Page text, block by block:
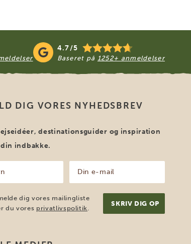
4.7/5
Baseret på 1252+ anmeldelser
DIG VORES NYHEDSBREV
destinationsguider og inspiration
indbakke.
mail
(Påkrævet)
dig vores mailingliste
du vores privatlivspolitik.